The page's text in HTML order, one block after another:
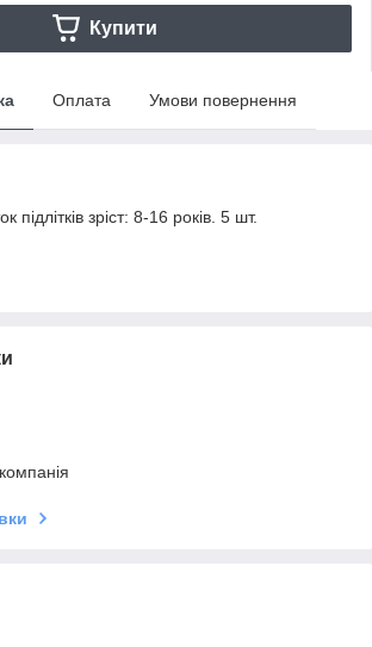
Купити
Оплата Умови повернення
підлітків зріст: 8-16 років. 5 шт.